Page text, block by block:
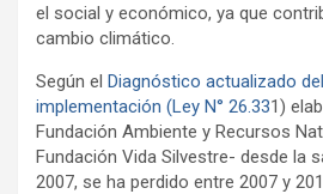
el social y económico, ya que
cambio climático.
Según el Diagnóstico actualizado
implementación (Ley N° 26.331)
Fundación Ambiente y Recursos
Fundación Vida Silvestre- desde la
2007, se ha perdido entre 2007 y